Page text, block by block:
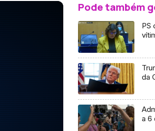
Pode também
PS
da
a 6